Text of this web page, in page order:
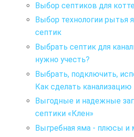
Выбор септиков для
Выбор технологии рытья
септик
Выбрать септик для
нужно учесть?
Выбрать, подключить,
Как сделать канализацию
Выгодные и надежные
септики «Клен»
Выгребная яма - плюсы и